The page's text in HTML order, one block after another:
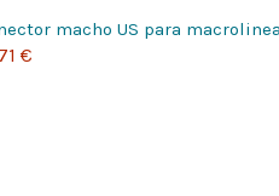
macho US para
€